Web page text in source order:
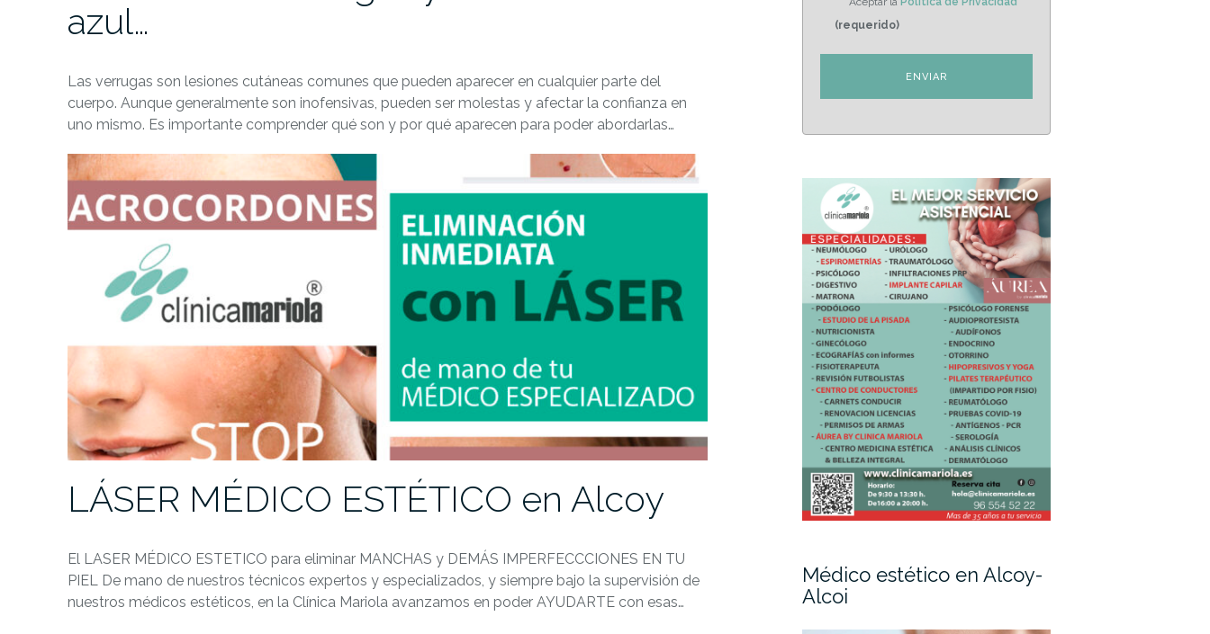
azul…
Las verrugas son lesiones cutáneas comunes que pueden aparecer en cualquier parte del
cuerpo. Aunque generalmente son inofensivas, pueden ser molestas y afectar la confianza en
uno mismo. Es importante comprender qué son y por qué aparecen para poder abordarlas…
LÁSER MÉDICO ESTÉTICO en Alcoy
El LASER MÉDICO ESTETICO para eliminar MANCHAS y DEMÁS IMPERFECCCIONES EN TU
PIEL De mano de nuestros técnicos expertos y especializados, y siempre bajo la supervisión de
nuestros médicos estéticos, en la Clínica Mariola avanzamos en poder AYUDARTE con esas…
(requerido)
Médico estético en Alcoy-
Alcoi